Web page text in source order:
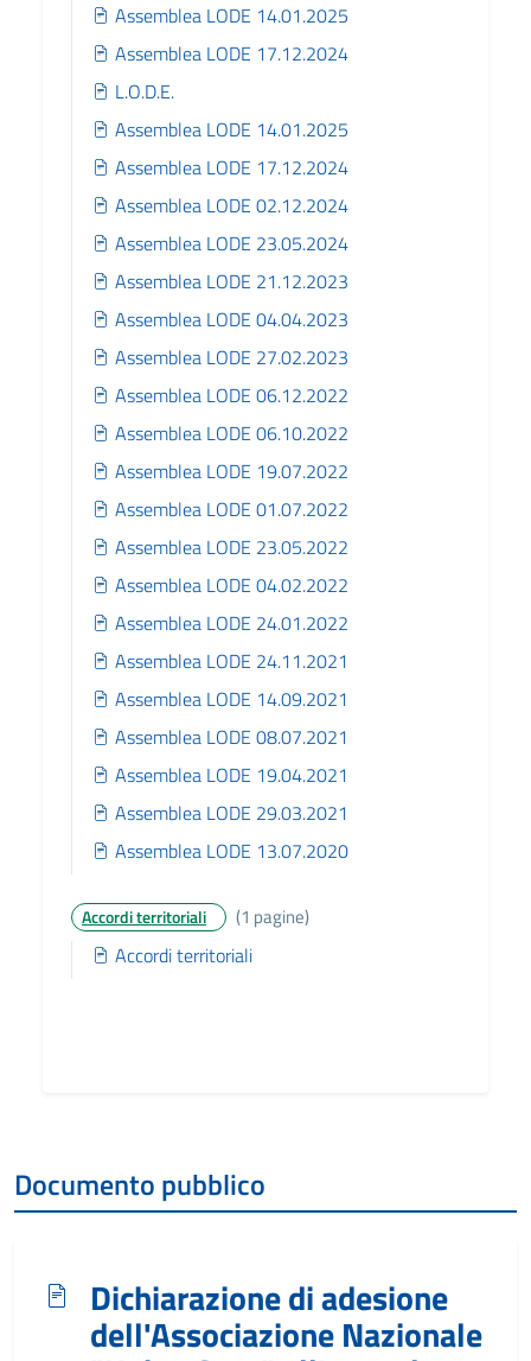
Assemblea LODE 14.01.2025
Assemblea LODE 17.12.2024
L.O.D.E.
Assemblea LODE 14.01.2025
Assemblea LODE 17.12.2024
Assemblea LODE 02.12.2024
Assemblea LODE 23.05.2024
Assemblea LODE 21.12.2023
Assemblea LODE 04.04.2023
Assemblea LODE 27.02.2023
Assemblea LODE 06.12.2022
Assemblea LODE 06.10.2022
Assemblea LODE 19.07.2022
Assemblea LODE 01.07.2022
Assemblea LODE 23.05.2022
Assemblea LODE 04.02.2022
Assemblea LODE 24.01.2022
Assemblea LODE 24.11.2021
Assemblea LODE 14.09.2021
Assemblea LODE 08.07.2021
Assemblea LODE 19.04.2021
Assemblea LODE 29.03.2021
Assemblea LODE 13.07.2020
Accordi territoriali (1 pagine)
Accordi territoriali
Documento pubblico
Dichiarazione di adesione
dell'Associazione Nazionale